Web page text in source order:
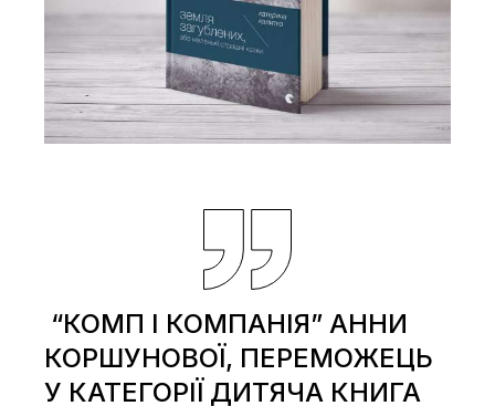
“КОМП І КОМПАНІЯ” АННИ
КОРШУНОВОЇ, ПЕРЕМОЖЕЦЬ
У КАТЕГОРІЇ ДИТЯЧА КНИГА